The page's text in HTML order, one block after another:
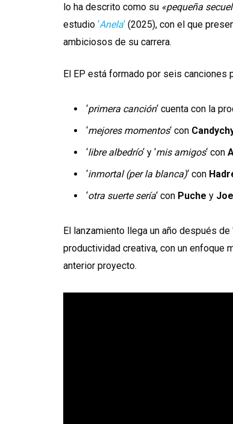
lo ha descrito como su «pequeña
estudio‘Anela‘ (2025), con el que
ambiciosos de su carrera.
El EP está formado por seis
‘primera canción‘ cuenta con la
‘mejores momentos‘ con
‘libre albedrío‘ y ‘mis amigos‘ con
‘inmortal (per la blanca)‘ con
‘otra suerte sería‘ con Puche y
El lanzamiento llega un año después de
productividad creativa, con un enfoque
anterior proyecto.